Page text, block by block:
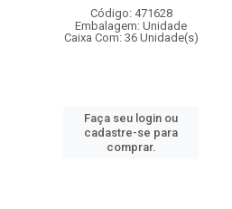
Código: 471628
Embalagem: Unidade
Caixa Com: 36 Unidade(s)
Faça seu login ou
cadastre-se para
comprar.